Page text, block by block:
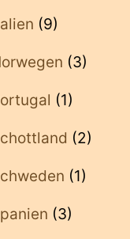
(9)
(3)
(1)
(2)
(1)
(3)